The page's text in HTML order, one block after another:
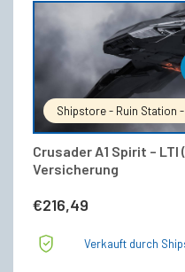
Shipstore - Ruin Station
Crusader A1 Spirit – LTI
Versicherung
€216,49
Verkauft durch